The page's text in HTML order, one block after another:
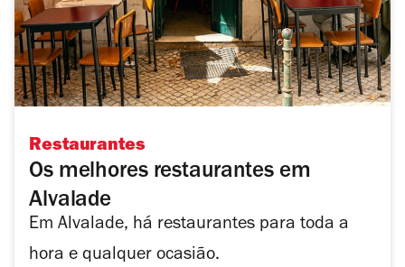
Restaurantes
Os melhores restaurantes em
Alvalade
Em Alvalade, há restaurantes para toda a
hora e qualquer ocasião.